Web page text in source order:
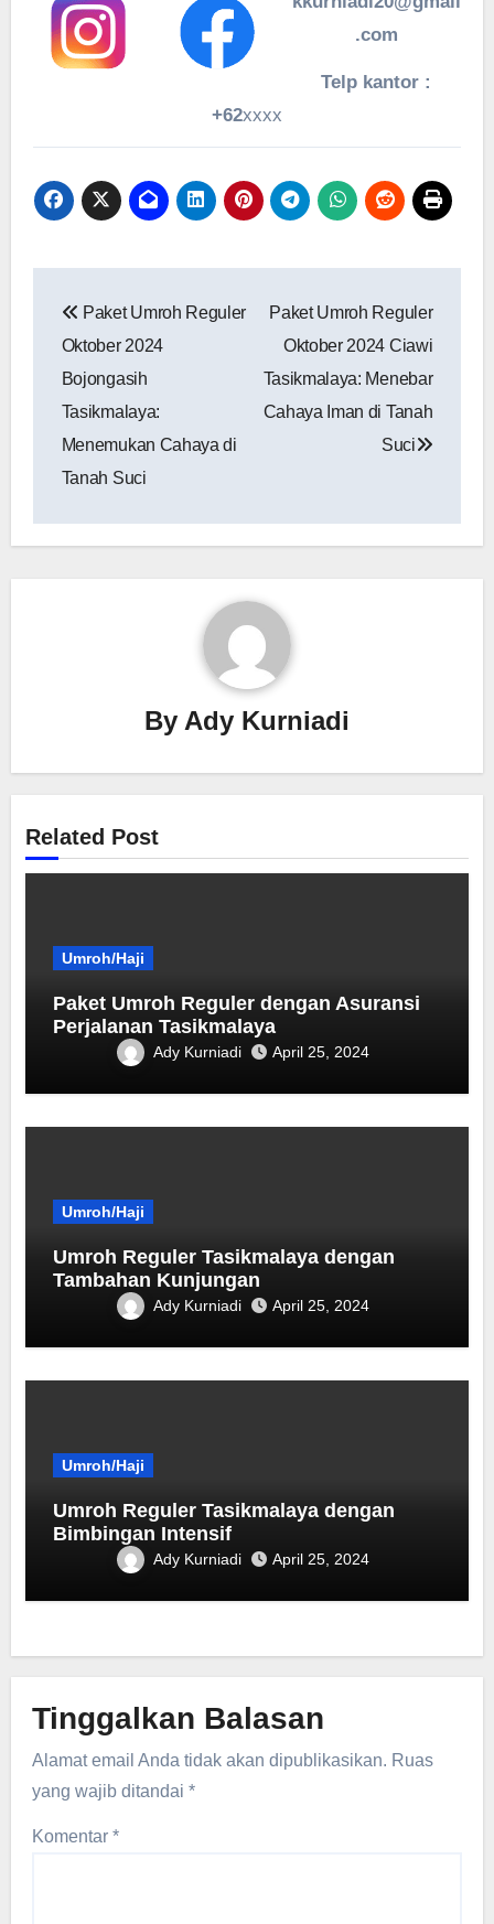
.com
Telp kantor :
+62xxxx
pos
Paket Umroh Reguler
Oktober 2024
Bojongasih
Tasikmalaya:
Menemukan Cahaya di
Tanah Suci
Paket Umroh Reguler
Oktober 2024 Ciawi
Tasikmalaya: Menebar
Cahaya Iman di Tanah
Suci
By Ady Kurniadi
Related Post
Umroh/Haji
Paket Umroh Reguler dengan Asuransi
Perjalanan Tasikmalaya
Ady Kurniadi April 25, 2024
Umroh/Haji
Umroh Reguler Tasikmalaya dengan
Tambahan Kunjungan
Ady Kurniadi April 25, 2024
Umroh/Haji
Umroh Reguler Tasikmalaya dengan
Bimbingan Intensif
Ady Kurniadi April 25, 2024
Tinggalkan Balasan
Alamat email Anda tidak akan dipublikasikan. Ruas
yang wajib ditandai*
Komentar*